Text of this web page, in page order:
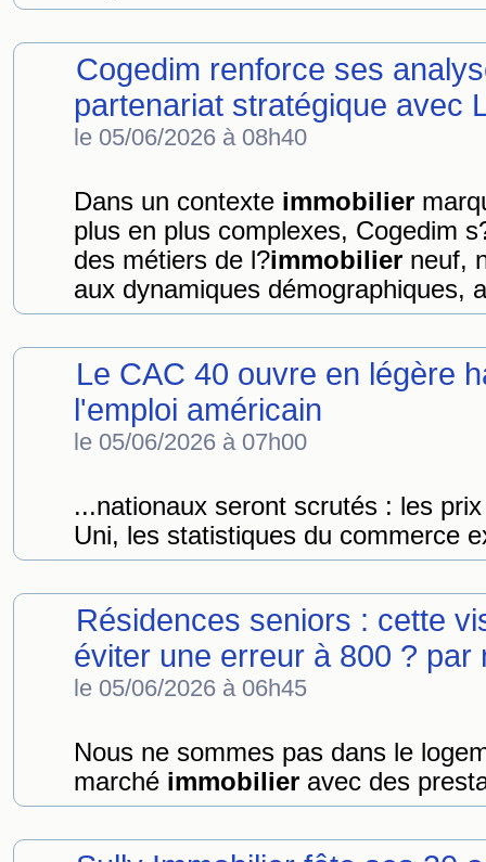
Cogedim renforce ses
partenariat stratégique avec
le 05/06/2026 à 08h40
Dans un contexte immobilier
plus en plus complexes, Cogedim
des métiers de l?immobilier neuf,
aux dynamiques démographiques,
Le CAC 40 ouvre en légère
l'emploi américain
le 05/06/2026 à 07h00
...nationaux seront scrutés : les
Uni, les statistiques du commerce
Résidences seniors : cette
éviter une erreur à 800 ? par
le 05/06/2026 à 06h45
Nous ne sommes pas dans le
marché immobilier avec des